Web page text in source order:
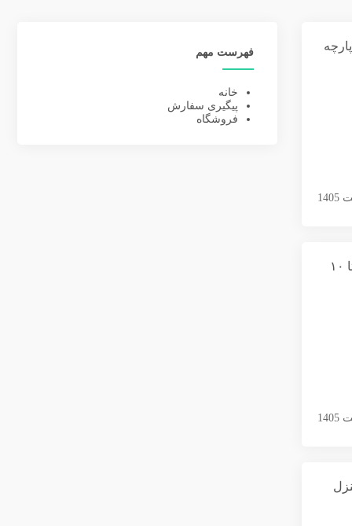
نفره،پارچه
تخفیف ویژه مبل پر آغاز شد،۲.۵ تا ۱۰
فهرست مهم
خانه
پیگیری سفارش
فروشگاه